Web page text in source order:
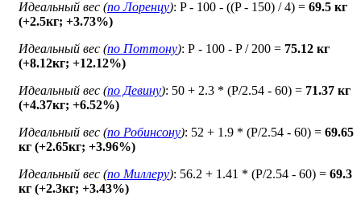
Идеальный вес (по Лоренцу): P - 100 - ((P - 150) / 4) = 69.5 кг
(+2.5кг; +3.73%)
Идеальный вес (по Поттону): Р - 100 - P / 200 = 75.12 кг
(+8.12кг; +12.12%)
Идеальный вес (по Девину): 50 + 2.3 * (P/2.54 - 60) = 71.37 кг
(+4.37кг; +6.52%)
Идеальный вес (по Робинсону): 52 + 1.9 * (P/2.54 - 60) = 69.65
кг (+2.65кг; +3.96%)
Идеальный вес (по Миллеру): 56.2 + 1.41 * (P/2.54 - 60) = 69.3
кг (+2.3кг; +3.43%)